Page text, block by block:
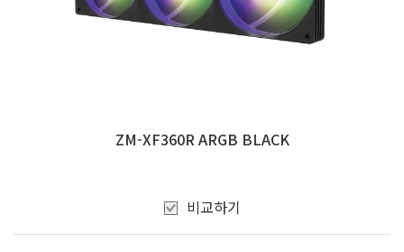
ZM-XF360R ARGB BLACK
비교하기